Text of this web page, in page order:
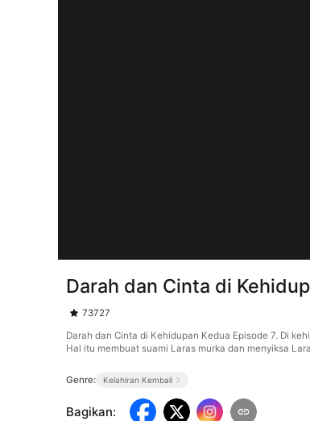
Darah dan Cinta di
73727
Darah dan Cinta di Kehidupan Kedua Episode 7. Di
Hal itu membuat suami Laras murka dan menyiksa
Genre: Kelahiran Kembali
Bagikan: